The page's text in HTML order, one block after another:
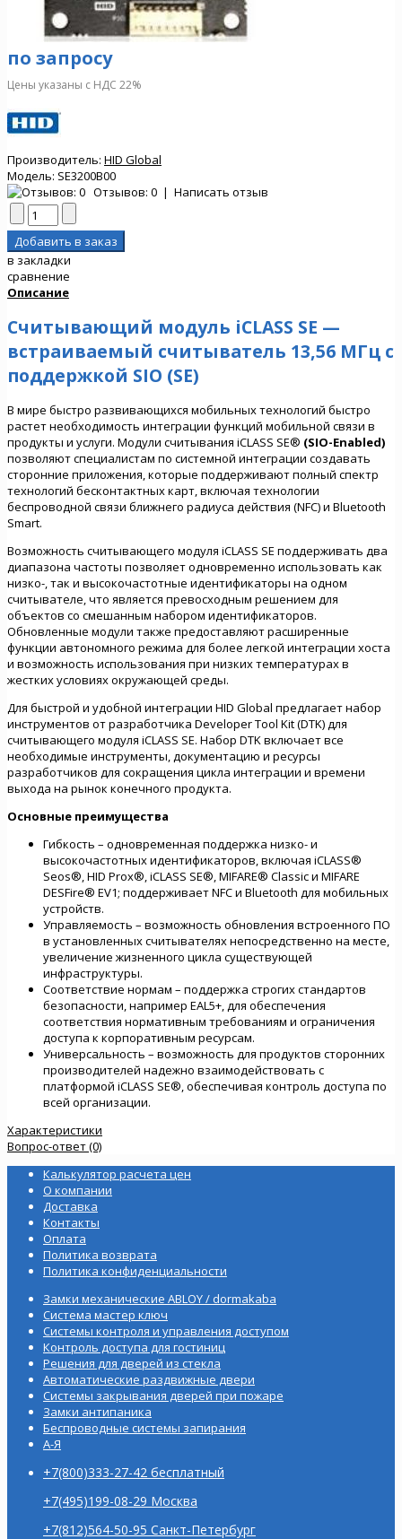
по запросу
Цены указаны с НДС 22%
Производитель: HID Global
Модель: SE3200B00
Отзывов: 0 | Написать отзыв
в закладки
сравнение
Описание
Считывающий модуль iCLASS SE —
встраиваемый считыватель 13,56 МГц с
поддержкой SIO (SE)
В мире быстро развивающихся мобильных технологий быстро
растет необходимость интеграции функций мобильной связи в
продукты и услуги. Модули считывания iCLASS SE® (SIO-Enabled)
позволяют специалистам по системной интеграции создавать
сторонние приложения, которые поддерживают полный спектр
технологий бесконтактных карт, включая технологии
беспроводной связи ближнего радиуса действия (NFC) и Bluetooth
Smart.
Возможность считывающего модуля iCLASS SE поддерживать два
диапазона частоты позволяет одновременно использовать как
низко-, так и высокочастотные идентификаторы на одном
считывателе, что является превосходным решением для
объектов со смешанным набором идентификаторов.
Обновленные модули также предоставляют расширенные
функции автономного режима для более легкой интеграции хоста
и возможность использования при низких температурах в
жестких условиях окружающей среды.
Для быстрой и удобной интеграции HID Global предлагает набор
инструментов от разработчика Developer Tool Kit (DTK) для
считывающего модуля iCLASS SE. Набор DTK включает все
необходимые инструменты, документацию и ресурсы
разработчиков для сокращения цикла интеграции и времени
выхода на рынок конечного продукта.
Основные преимущества
Гибкость – одновременная поддержка низко- и
высокочастотных идентификаторов, включая iCLASS®
Seos®, HID Prox®, iCLASS SE®, MIFARE® Classic и MIFARE
DESFire® EV1; поддерживает NFC и Bluetooth для мобильных
устройств.
Управляемость – возможность обновления встроенного ПО
в установленных считывателях непосредственно на месте,
увеличение жизненного цикла существующей
инфраструктуры.
Соответствие нормам – поддержка строгих стандартов
безопасности, например EAL5+, для обеспечения
соответствия нормативным требованиям и ограничения
доступа к корпоративным ресурсам.
Универсальность – возможность для продуктов сторонних
производителей надежно взаимодействовать с
платформой iCLASS SE®, обеспечивая контроль доступа по
всей организации.
Характеристики
Вопрос-ответ (0)
Калькулятор расчета цен
О компании
Доставка
Контакты
Оплата
Политика возврата
Политика конфиденциальности
Замки механические ABLOY / dormakaba
Система мастер ключ
Системы контроля и управления доступом
Контроль доступа для гостиниц
Решения для дверей из стекла
Автоматические раздвижные двери
Системы закрывания дверей при пожаре
Замки антипаника
Беспроводные системы запирания
А-Я
+7(800)333-27-42 бесплатный
+7(495)199-08-29 Москва
+7(812)564-50-95 Санкт-Петербург